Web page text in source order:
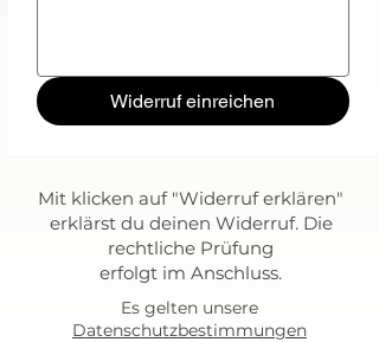
Widerruf einreichen
Mit klicken auf "Widerruf erklären"
erklärst du deinen Widerruf. Die
rechtliche Prüfung
erfolgt im Anschluss.
Es gelten unsere
Datenschutzbestimmungen